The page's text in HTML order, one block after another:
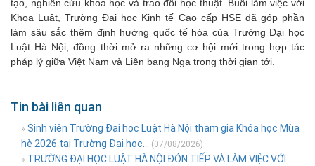
tạo, nghiên cứu khoa học và trao đổi học thuật. Buổi làm việc với
Khoa Luật, Trường Đại học Kinh tế Cao cấp HSE đã góp phần
làm sâu sắc thêm định hướng quốc tế hóa của Trường Đại học
Luật Hà Nội, đồng thời mở ra những cơ hội mới trong hợp tác
pháp lý giữa Việt Nam và Liên bang Nga trong thời gian tới.
Tin bài liên quan
» Sinh viên Trường Đại học Luật Hà Nội tham gia Khóa học Mùa
hè 2026 tại Trường Đại học...
(07/08/2026)
» TRƯỜNG ĐẠI HỌC LUẬT HÀ NỘI ĐÓN TIẾP VÀ LÀM VIỆC VỚI